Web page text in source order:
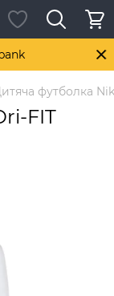
футболка
FIT